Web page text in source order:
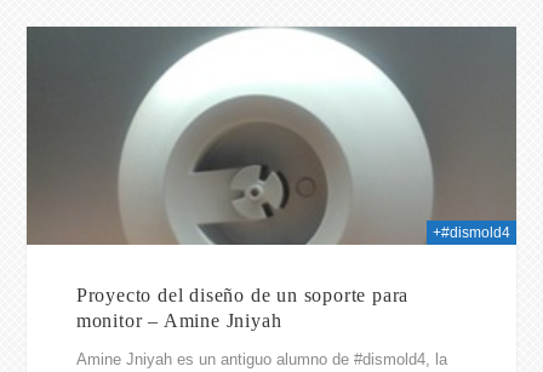
+#dismold4
Proyecto del diseño de un soporte para
monitor – Amine Jniyah
Amine Jniyah es un antiguo alumno de #dismold4, la